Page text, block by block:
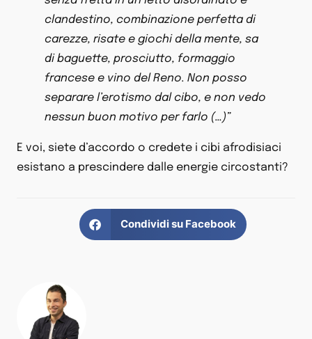
clandestino, combinazione perfetta di
carezze, risate e giochi della mente, sa
di baguette, prosciutto, formaggio
francese e vino del Reno. Non posso
separare l’erotismo dal cibo, e non vedo
nessun buon motivo per farlo (…)”
E voi, siete d’accordo o credete i cibi afrodisiaci
esistano a prescindere dalle energie circostanti?
Condividi su Facebook